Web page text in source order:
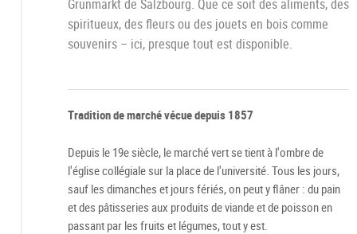
Grünmarkt de Salzbourg. Que ce soit des aliments, des
spiritueux, des fleurs ou des jouets en bois comme
souvenirs – ici, presque tout est disponible.
Tradition de marché vécue depuis 1857
Depuis le 19e siècle, le marché vert se tient à l'ombre de
l'église collégiale sur la place de l'université. Tous les jours,
sauf les dimanches et jours fériés, on peut y flâner : du pain
et des pâtisseries aux produits de viande et de poisson en
passant par les fruits et légumes, tout y est.